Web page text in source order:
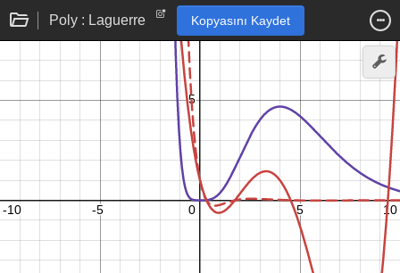
Poly : Laguerre Kopyasını Kaydet